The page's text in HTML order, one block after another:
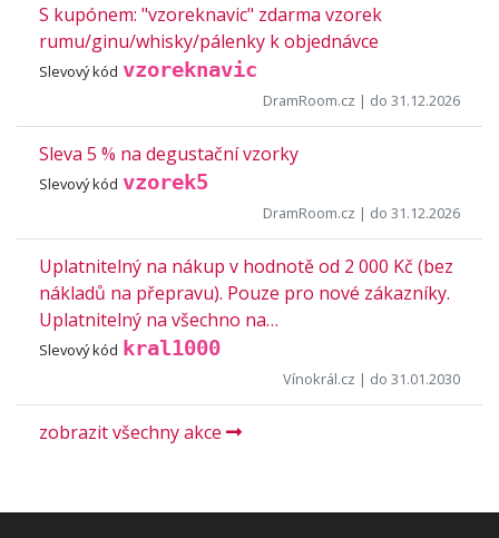
S kupónem: "vzoreknavic" zdarma vzorek
rumu/ginu/whisky/pálenky k objednávce
Slevový kód vzoreknavic
DramRoom.cz | do 31.12.2026
Sleva 5 % na degustační vzorky
Slevový kód vzorek5
DramRoom.cz | do 31.12.2026
Uplatnitelný na nákup v hodnotě od 2 000 Kč (bez
nákladů na přepravu). Pouze pro nové zákazníky.
Uplatnitelný na všechno na…
Slevový kód kral1000
Vínokrál.cz | do 31.01.2030
zobrazit všechny akce